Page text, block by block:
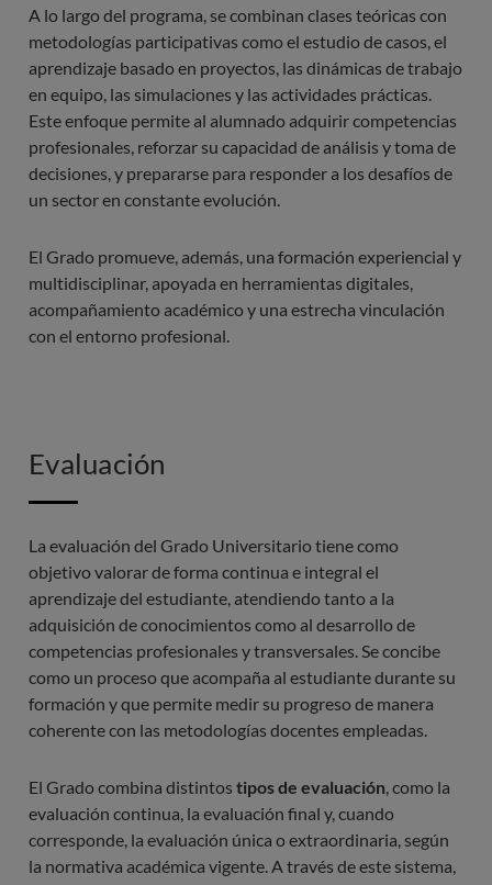
Matrícula
Orden de prioridad: expediente académico | entrevista
personal
Estudios Extranjeros |Bachillerato sistemas
educativos UE/
Reciprocidad/Internacional/Europeo
Estudios Extranjeros | Estudios de grado finalizados
en el extranjero
iniciados en el extranjero y no concluidos
Estudios Extranjeros |Título extranjero equiparable
al de Técnico Superior
Acceso mayores 25 años
Requisitos: Los marcados por la normativa general y
entrevista personal
El Grado enDirección y Gestión Gastronómica del
Barcelona Culinary Hubtiene un precio anual de
11.200 €.
Material académico
Acceso al campus virtual
A lo largo del programa, se combinan clases teóricas con
metodologías participativas como el estudio de casos, el
aprendizaje basado en proyectos, las dinámicas de trabajo
en equipo, las simulaciones y las actividades prácticas.
Este enfoque permite al alumnado adquirir competencias
profesionales, reforzar su capacidad de análisis y toma de
decisiones, y prepararse para responder a los desafíos de
un sector en constante evolución.
El Grado promueve, además, una formación experiencial y
multidisciplinar, apoyada en herramientas digitales,
acompañamiento académico y una estrecha vinculación
con el entorno profesional.
Evaluación
La evaluación del Grado Universitario tiene como
objetivo valorar de forma continua e integral el
aprendizaje del estudiante, atendiendo tanto a la
adquisición de conocimientos como al desarrollo de
competencias profesionales y transversales. Se concibe
como un proceso que acompaña al estudiante durante su
formación y que permite medir su progreso de manera
coherente con las metodologías docentes empleadas.
El Grado combina distintos tipos de evaluación , como la
evaluación continua, la evaluación final y, cuando
corresponde, la evaluación única o extraordinaria, según
la normativa académica vigente. A través de este sistema,